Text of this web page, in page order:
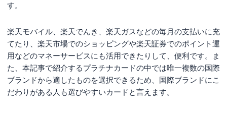
す。
楽天モバイル、楽天でんき、楽天ガスなどの毎月の支払いに充
てたり、楽天市場でのショッピングや楽天証券でのポイント運
用などのマネーサービスにも活用できたりして、便利です。ま
た、本記事で紹介するプラチナカードの中では唯一複数の国際
ブランドから適したものを選択できるため、国際ブランドにこ
だわりがある人も選びやすいカードと言えます。